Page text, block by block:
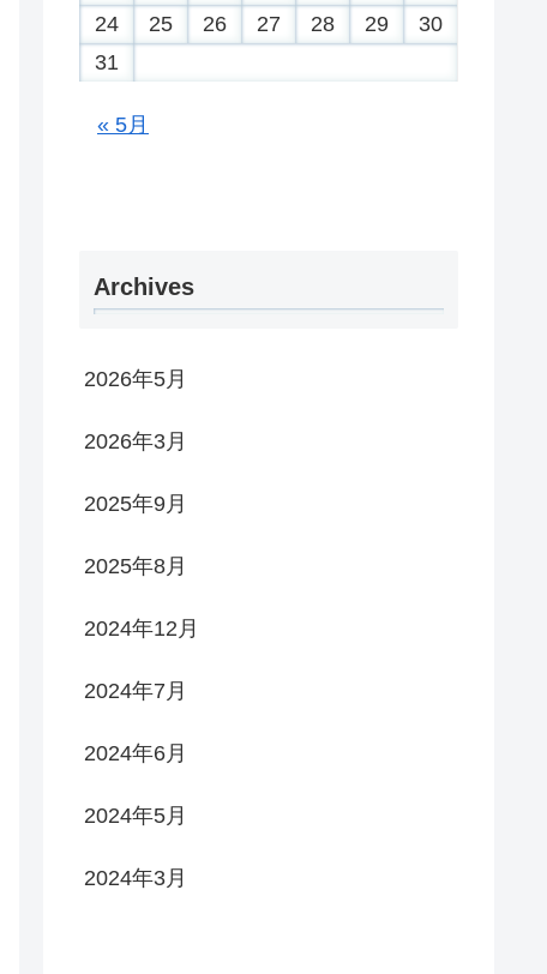
24
25 26 27 28 29
30
31
« 5月
Archives
2026年5月
2026年3月
2025年9月
2025年8月
2024年12月
2024年7月
2024年6月
2024年5月
2024年3月